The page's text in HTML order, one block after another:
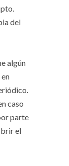
del
algún
caso
parte
el